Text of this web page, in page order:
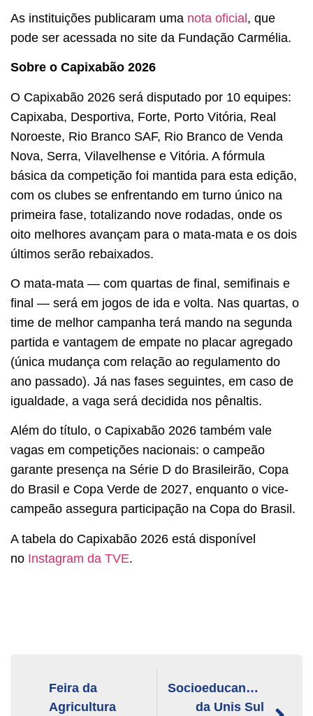
As instituições publicaram uma nota oficial, que
pode ser acessada no site da Fundação Carmélia.
Sobre o Capixabão 2026
O Capixabão 2026 será disputado por 10 equipes:
Capixaba, Desportiva, Forte, Porto Vitória, Real
Noroeste, Rio Branco SAF, Rio Branco de Venda
Nova, Serra, Vilavelhense e Vitória. A fórmula
básica da competição foi mantida para esta edição,
com os clubes se enfrentando em turno único na
primeira fase, totalizando nove rodadas, onde os
oito melhores avançam para o mata-mata e os dois
últimos serão rebaixados.
O mata-mata — com quartas de final, semifinais e
final — será em jogos de ida e volta. Nas quartas, o
time de melhor campanha terá mando na segunda
partida e vantagem de empate no placar agregado
(única mudança com relação ao regulamento do
ano passado). Já nas fases seguintes, em caso de
igualdade, a vaga será decidida nos pênaltis.
Além do título, o Capixabão 2026 também vale
vagas em competições nacionais: o campeão
garante presença na Série D do Brasileirão, Copa
do Brasil e Copa Verde de 2027, enquanto o vice-
campeão assegura participação na Copa do Brasil.
A tabela do Capixabão 2026 está disponível
no Instagram da TVE.
Feira da
Agricultura
Socioeducandos
da Unis Sul